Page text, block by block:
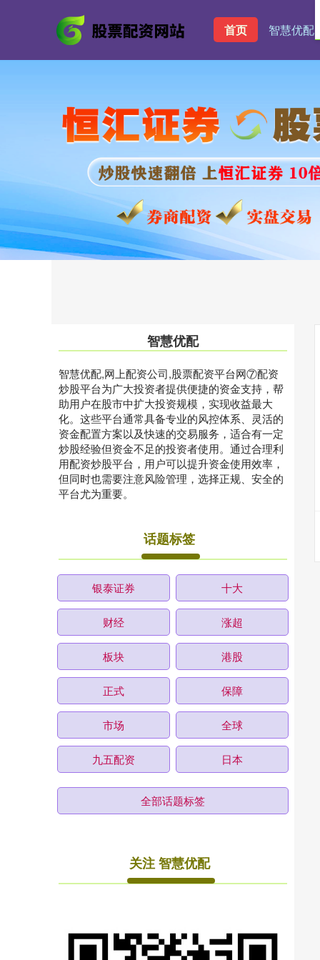
首页 智慧优配
智慧优配
智慧优配,网上配资公司,股票配资平台网⑦配资
炒股平台为广大投资者提供便捷的资金支持，帮
助用户在股市中扩大投资规模，实现收益最大
化。这些平台通常具备专业的风控体系、灵活的
资金配置方案以及快速的交易服务，适合有一定
炒股经验但资金不足的投资者使用。通过合理利
用配资炒股平台，用户可以提升资金使用效率，
但同时也需要注意风险管理，选择正规、安全的
平台尤为重要。
话题标签
银泰证券 十大
财经 涨超
板块 港股
正式 保障
市场 全球
九五配资 日本
全部话题标签
关注 智慧优配